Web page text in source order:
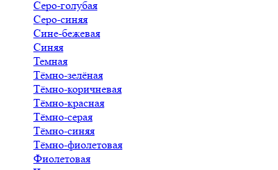
Серо-голубая
Серо-синяя
Сине-бежевая
Синяя
Темная
Тёмно-зелёная
Тёмно-коричневая
Тёмно-красная
Тёмно-серая
Тёмно-синяя
Тёмно-фиолетовая
Фиолетовая